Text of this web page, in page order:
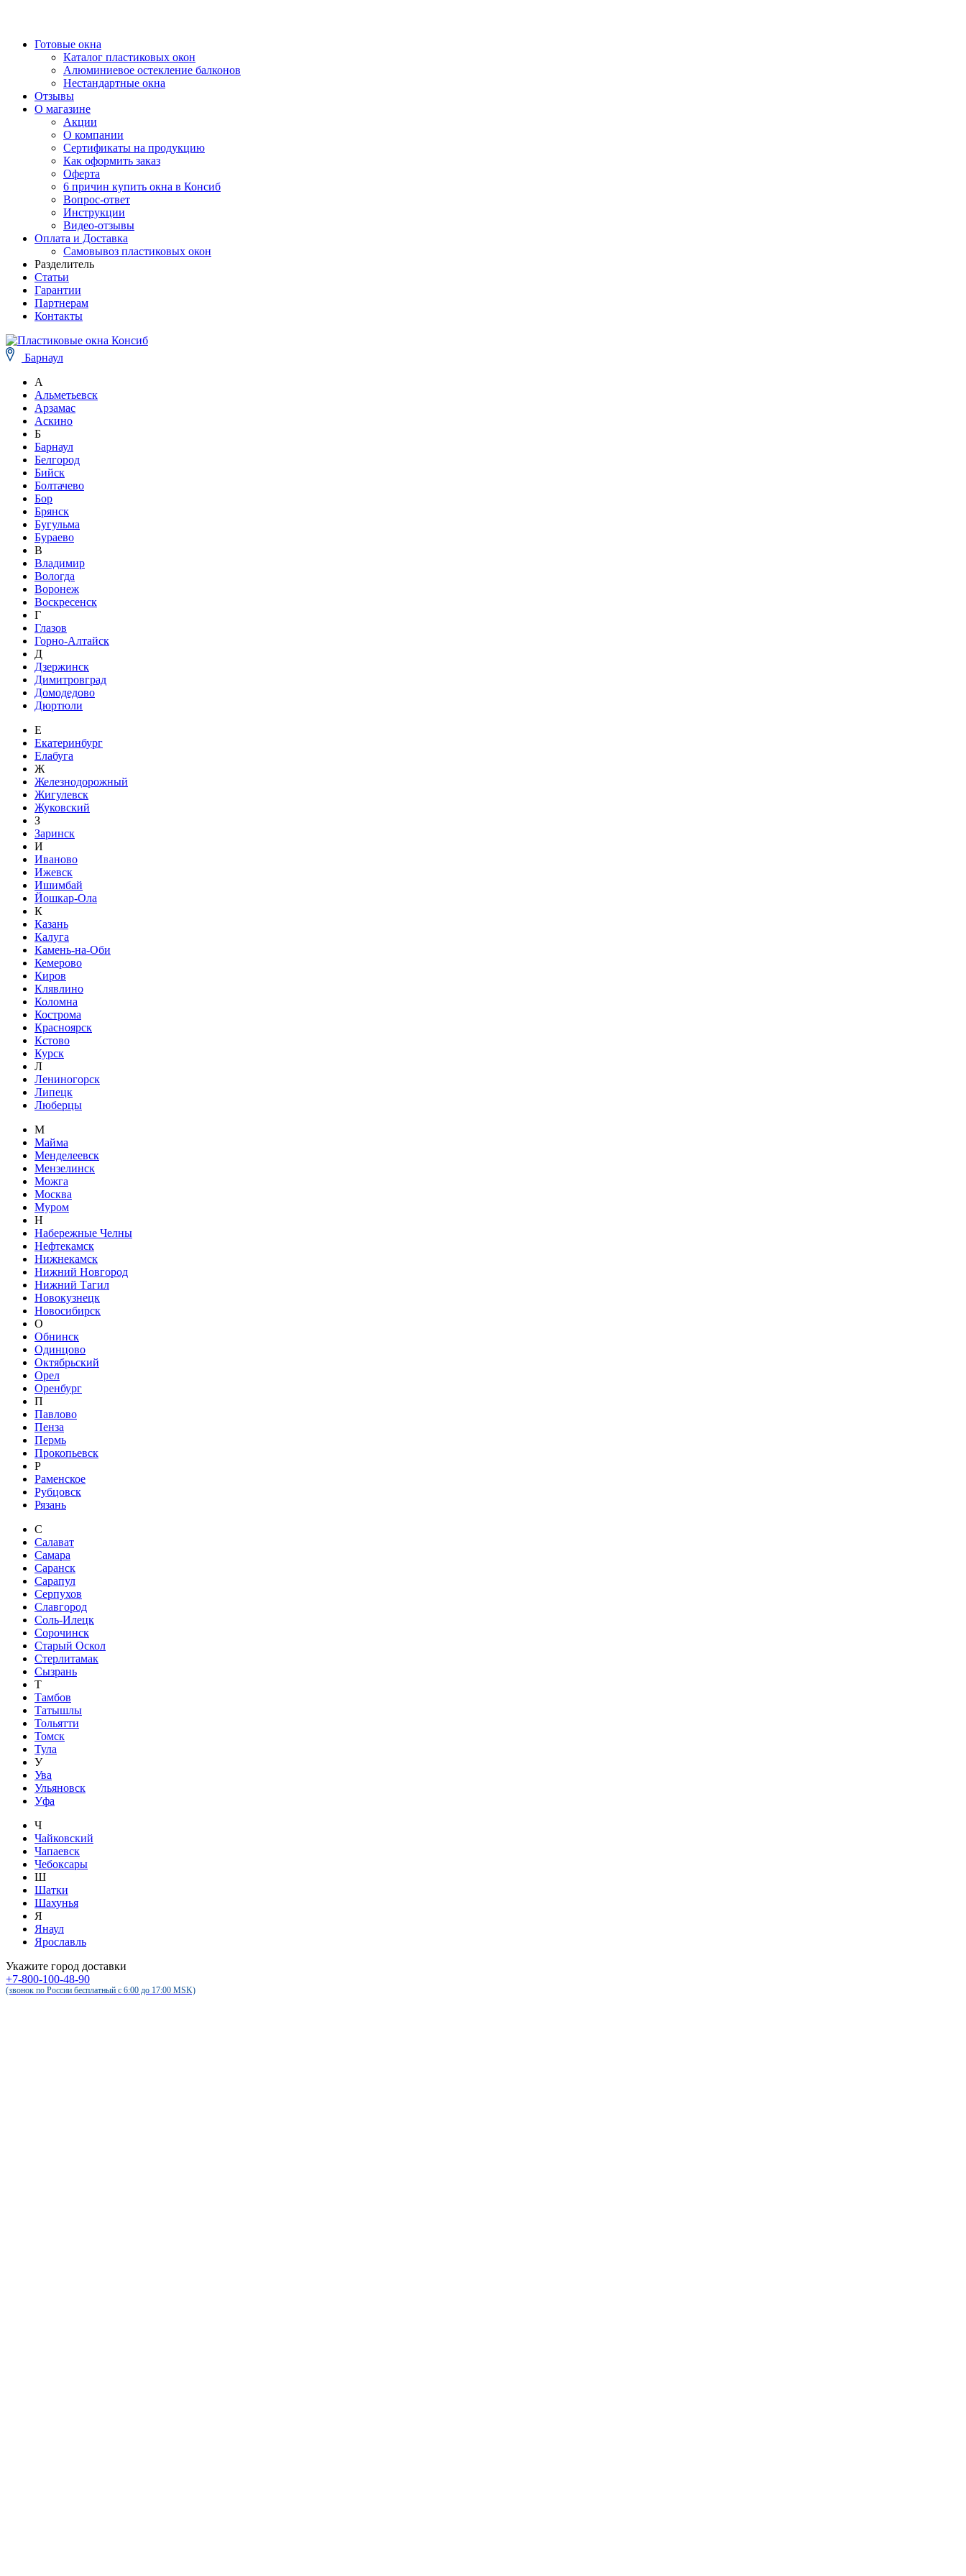
Готовые окна
Каталог пластиковых окон
Алюминиевое остекление балконов
Нестандартные окна
Отзывы
О магазине
Акции
О компании
Сертификаты на продукцию
Как оформить заказ
Оферта
6 причин купить окна в Консиб
Вопрос-ответ
Инструкции
Видео-отзывы
Оплата и Доставка
Самовывоз пластиковых окон
Разделитель
Статьи
Гарантии
Партнерам
Контакты
Барнаул
А
Альметьевск
Арзамас
Аскино
Б
Барнаул
Белгород
Бийск
Болтачево
Бор
Брянск
Бугульма
Бураево
В
Владимир
Вологда
Воронеж
Воскресенск
Г
Глазов
Горно-Алтайск
Д
Дзержинск
Димитровград
Домодедово
Дюртюли
Е
Екатеринбург
Елабуга
Ж
Железнодорожный
Жигулевск
Жуковский
З
Заринск
И
Иваново
Ижевск
Ишимбай
Йошкар-Ола
К
Казань
Калуга
Камень-на-Оби
Кемерово
Киров
Клявлино
Коломна
Кострома
Красноярск
Кстово
Курск
Л
Лениногорск
Липецк
Люберцы
М
Майма
Менделеевск
Мензелинск
Можга
Москва
Муром
Н
Набережные Челны
Нефтекамск
Нижнекамск
Нижний Новгород
Нижний Тагил
Новокузнецк
Новосибирск
О
Обнинск
Одинцово
Октябрьский
Орел
Оренбург
П
Павлово
Пенза
Пермь
Прокопьевск
Р
Раменское
Рубцовск
Рязань
С
Салават
Самара
Саранск
Сарапул
Серпухов
Славгород
Соль-Илецк
Сорочинск
Старый Оскол
Стерлитамак
Сызрань
Т
Тамбов
Татышлы
Тольятти
Томск
Тула
У
Ува
Ульяновск
Уфа
Ч
Чайковский
Чапаевск
Чебоксары
Ш
Шатки
Шахунья
Я
Янаул
Ярославль
Укажите город доставки
+7-800-100-48-90
(звонок по России бесплатный c 6:00 до 17:00 MSK)